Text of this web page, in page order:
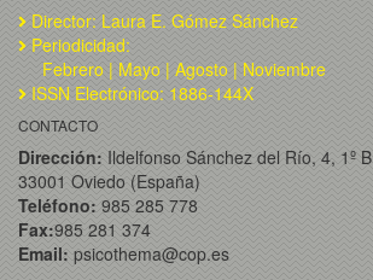
Director: Laura E. Gómez Sánchez
Periodicidad:
Febrero | Mayo | Agosto | Noviembre
ISSN Electrónico: 1886-144X
CONTACTO
Dirección: Ildelfonso Sánchez del Río, 4, 1º B
33001 Oviedo (España)
Teléfono: 985 285 778
Fax:985 281 374
Email: psicothema@cop.es